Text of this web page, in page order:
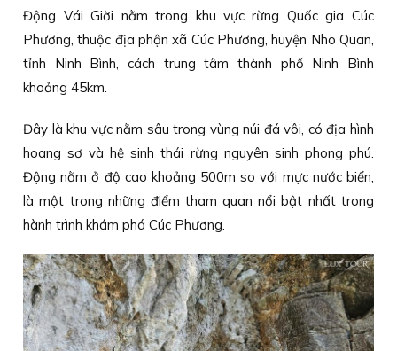
Động Vái Giời nằm trong khu vực rừng Quốc gia Cúc
Phương, thuộc địa phận xã Cúc Phương, huyện Nho Quan,
tỉnh Ninh Bình, cách trung tâm thành phố Ninh Bình
khoảng 45km.
Đây là khu vực nằm sâu trong vùng núi đá vôi, có địa hình
hoang sơ và hệ sinh thái rừng nguyên sinh phong phú.
Động nằm ở độ cao khoảng 500m so với mực nước biển,
là một trong những điểm tham quan nổi bật nhất trong
hành trình khám phá Cúc Phương.